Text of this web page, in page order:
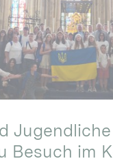
Besuch im